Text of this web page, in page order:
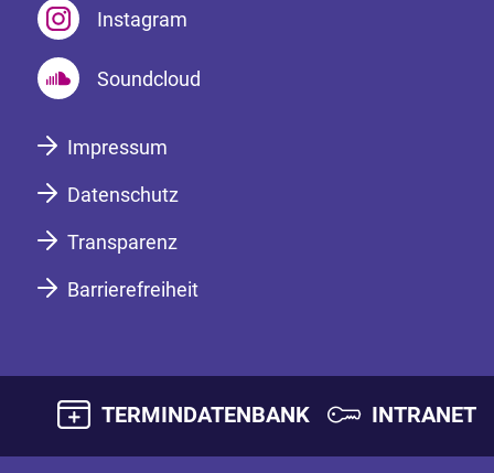
Instagram
Soundcloud
Impressum
Datenschutz
Transparenz
Barrierefreiheit
TERMINDATENBANK INTRANET